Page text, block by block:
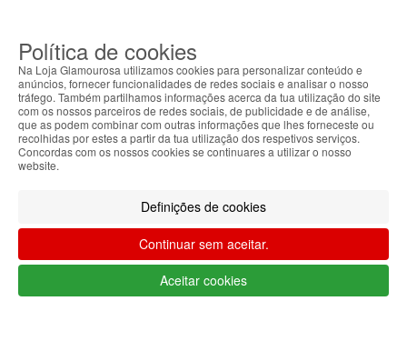
0 CARRINHO
EU
Filtrar por
Limpar filtros
Filtrar
Política de cookies
Na Loja Glamourosa utilizamos cookies para personalizar conteúdo e
anúncios, fornecer funcionalidades de redes sociais e analisar o nosso
tráfego. Também partilhamos informações acerca da tua utilização do site
com os nossos parceiros de redes sociais, de publicidade e de análise,
que as podem combinar com outras informações que lhes forneceste ou
recolhidas por estes a partir da tua utilização dos respetivos serviços.
Concordas com os nossos cookies se continuares a utilizar o nosso
website.
Definições de cookies
Continuar sem aceitar.
Aceitar cookies